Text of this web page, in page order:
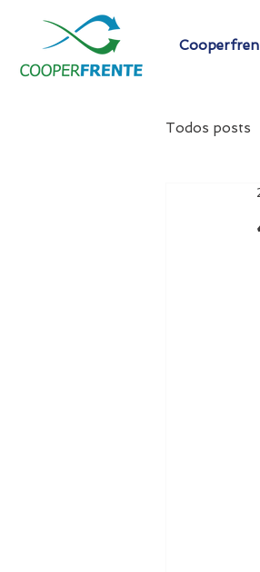
Todos posts